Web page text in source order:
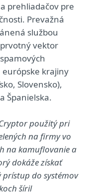
prehliadačov pre
Prevažná
službou
vektor
krajiny
Slovensko),
Španielska.
použitý pri
na firmy vo
na kamuflovanie a
dokáže získať
do systémov
šíril